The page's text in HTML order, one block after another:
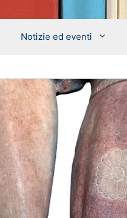
Notizie ed eventi